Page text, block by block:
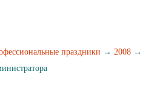
праздники → 2008 →